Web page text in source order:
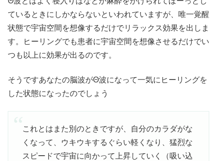
ているときにしかならないといわれていますが、唯一覚醒
状態で宇宙空間を想像するだけでリラックス効果を出しま
す。ヒーリングでも患者に宇宙空間を想像させるだけでい
つも以上に効果が出るのです。
そうですあなたの脳波がΘ波になって一気にヒーリングを
した状態になったのでしょう
これとはまた別のときですが、自分のカラダがな
くなって、ウキウキするぐらい軽くなり、猛烈な
スピードで宇宙に向かって上昇していく（吸い込